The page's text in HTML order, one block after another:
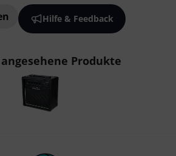
Hilfe & Feedback
Produkte